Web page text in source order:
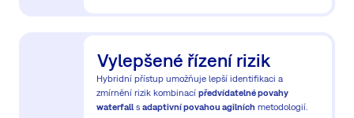
Vylepšené řízení rizik
Hybridní přístup umožňuje lepší identifikaci a
zmírnění rizik kombinací předvídatelné povahy
waterfall s adaptivní povahou agilních metodologií.